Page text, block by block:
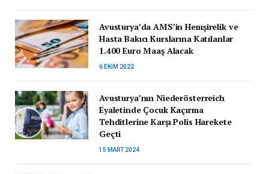
Avusturya’da AMS’in Hemşirelik ve
Hasta Bakıcı Kurslarına Katılanlar
1.400 Euro Maaş Alacak
6 EKIM 2022
Avusturya’nın Niederösterreich
Eyaletinde Çocuk Kaçırma
Tehditlerine Karşı Polis Harekete
Geçti
15 MART 2024